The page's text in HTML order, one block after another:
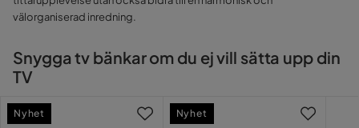
välorganiserad inredning.
Snygga tv bänkar om du ej vill sätta upp din
TV
Nyhet Nyhet